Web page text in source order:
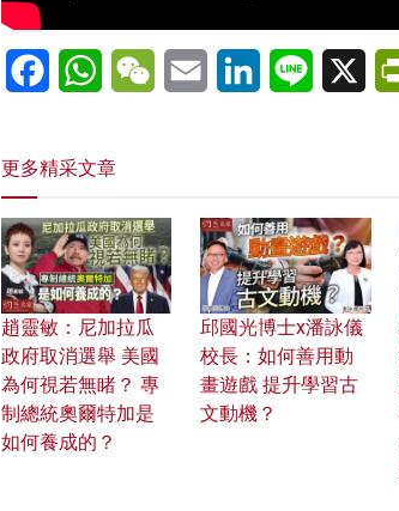
FacebookWhatsAppWeChatEmail LinkedInLine X
更多精采文章
趙靈敏：尼加拉瓜
政府取消選舉 美國
為何視若無睹？ 專
制總統奧爾特加是
如何養成的？
邱國光博士x潘詠儀
校長：如何善用動
畫遊戲 提升學習古
文動機？